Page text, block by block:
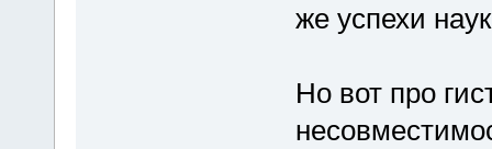
же успехи
Но вот про